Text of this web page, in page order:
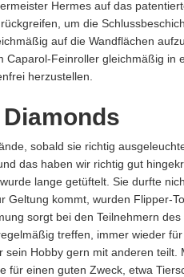
Hermes auf das
um die
auf die Wandflächen
Caparol-Feinroller gleichmäßig in
herzustellen.
sobald sie richtig
das haben wir richtig gut
lange getüftelt. Sie durfte
Geltung kommt, wurden Flipper-
sorgt bei den Teilnehmern
treffen, immer wieder
sein Hobby gern mit anderen teilt.
für einen guten Zweck, etwa